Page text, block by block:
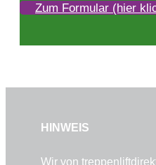
Zum Formular (hier
HINWEIS
Wir von